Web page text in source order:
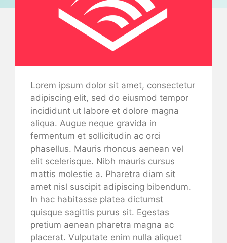
Lorem ipsum dolor sit amet, consectetur
adipiscing elit, sed do eiusmod tempor
incididunt ut labore et dolore magna
aliqua. Augue neque gravida in
fermentum et sollicitudin ac orci
phasellus. Mauris rhoncus aenean vel
elit scelerisque. Nibh mauris cursus
mattis molestie a. Pharetra diam sit
amet nisl suscipit adipiscing bibendum.
In hac habitasse platea dictumst
quisque sagittis purus sit. Egestas
pretium aenean pharetra magna ac
placerat. Vulputate enim nulla aliquet